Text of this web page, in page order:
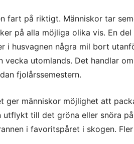
fart på riktigt. Människor tar
på alla möjliga olika vis. En
i husvagnen några mil bort
vecka utomlands. Det handlar
fjolårssemestern.
ger människor möjlighet att
till det gröna eller snöra
i favoritspåret i skogen.